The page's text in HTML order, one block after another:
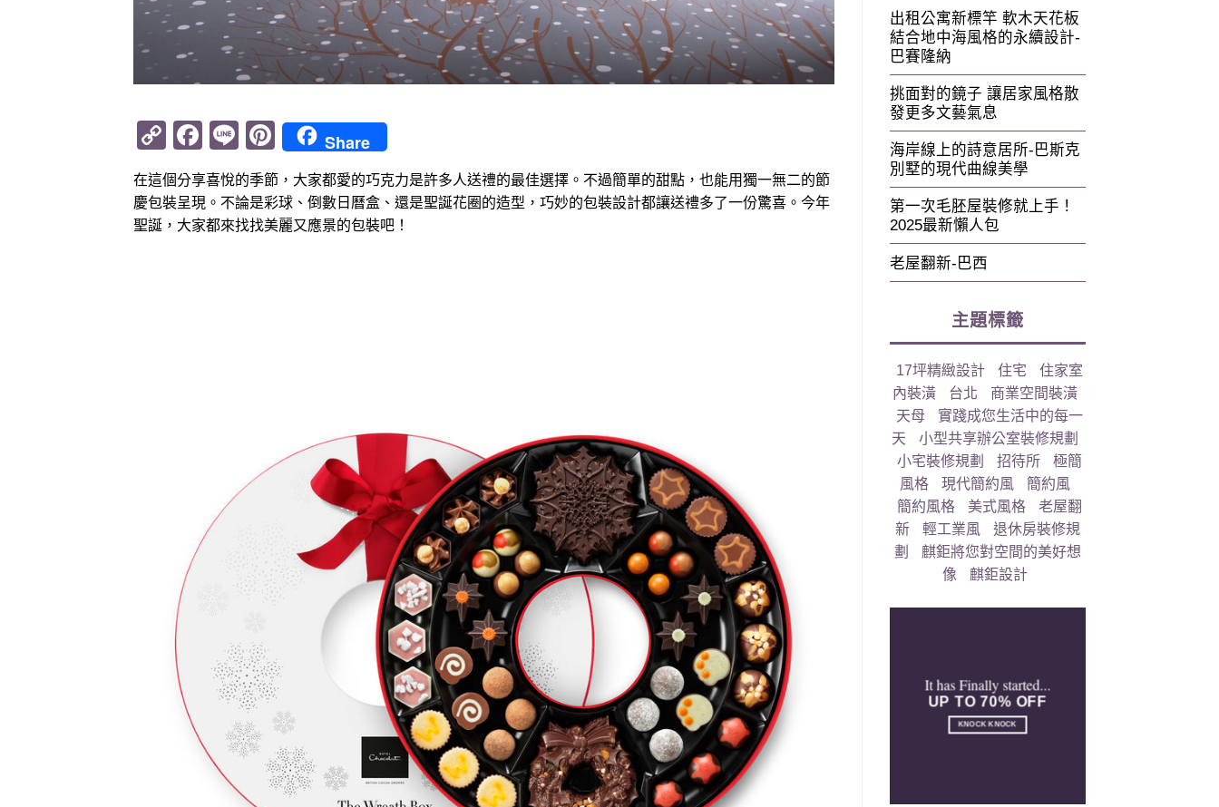
Copy
Link
Facebook
LinePinterest
Share
在這個分享喜悅的季節，大家都愛的巧克力是許多人送禮的最佳選擇。不過簡單的甜點，也能用獨一無二的節
慶包裝呈現。不論是彩球、倒數日曆盒、還是聖誕花圈的造型，巧妙的包裝設計都讓送禮多了一份驚喜。今年
聖誕，大家都來找找美麗又應景的包裝吧！
出租公寓新標竿 軟木天花板
結合地中海風格的永續設計-
巴賽隆納
挑面對的鏡子 讓居家風格散
發更多文藝氣息
海岸線上的詩意居所-巴斯克
別墅的現代曲線美學
第一次毛胚屋裝修就上手！
2025最新懶人包
老屋翻新-巴西
主題標籤
17坪精緻設計 住宅
住家室
內裝潢
台北
商業空間裝潢
天母
實踐成您生活中的每一
天
小型共享辦公室裝修規劃
小宅裝修規劃
招待所
極簡
風格
現代簡約風
簡約風
簡約風格
美式風格
老屋翻
新
輕工業風
退休房裝修規
劃
麒鉅將您對空間的美好想
像
麒鉅設計
It has Finally started...
UP TO 70% OFF
KNOCK KNOCK